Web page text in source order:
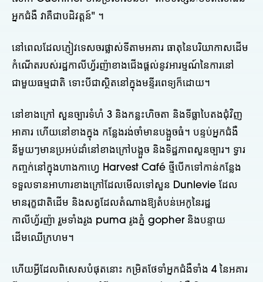
អ្នកជំងឺ វាគឺជាបដិវត្តន៍" ។
នៅពេលដែលភ្ញៀវទេសចរផ្លាស់ទីតាមអគារ ធាតុនៃបរិយាកាសដើម
កំណើតរបស់រដ្ឋកាលីហ្វ័រញ៉ាខាងជើងផ្តល់នូវអារម្មណ៍នៃការនៅ
ជាមួយធម្មជាតិ ទោះបីជាស្ថិតនៅក្នុងមន្ទីរពេទ្យក៏ដោយ។
នៅខាងក្រៅ សួនច្បារទំហំ 3 និងកន្លះហិចតា និងទីធ្លាបៃតងជុំវិញ
អាគារ ហើយនៅខាងក្នុង កន្លែងរង់ចាំមានបង្អួចធំ។ បន្ទប់អ្នកជំងឺ
នីមួយៗមានប្រអប់ដាំនៅខាងក្រៅបង្អួច និងទិដ្ឋភាពសួនច្បារ។ ទ្វារ
កញ្ចក់នៅក្នុងហាងកាហ្វេ Harvest Café ថ្មីបើកទៅកាន់កន្លែង
ទទួលទានអាហារខាងក្រៅដែលមើលទៅសួន Dunlevie ដែល
មានរុក្ខជាតិដើម និងសត្វដែលតំណាងឱ្យតំបន់អេកូនៃរដ្ឋ
កាលីហ្វ័រញ៉ា រួមទាំងរូង puma រូងភ្នំ gopher និងបន្ទាយ
ដើមឈើក្រហម។
ហើយអ្វីដែលពិសេសបំផុតនោះ កម្រិតថែទាំអ្នកជំងឺទាំង 4 នៃអគារ